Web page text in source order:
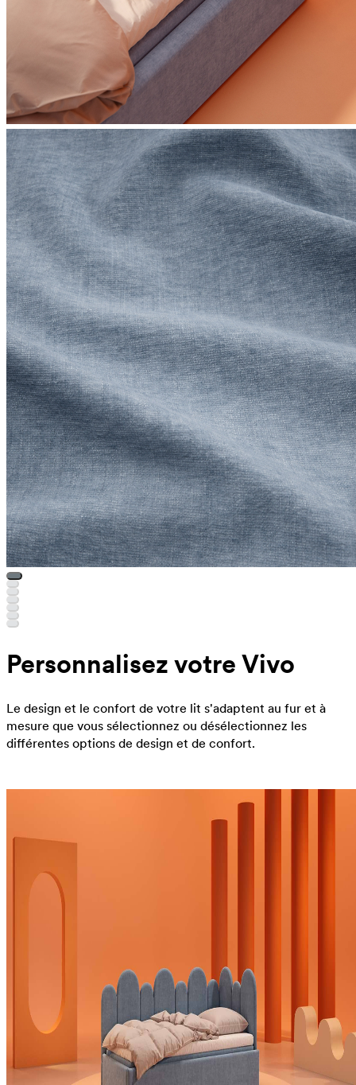
Personnalisez votre Vivo
Le design et le confort de votre lit s'adaptent au fur et à
mesure que vous sélectionnez ou désélectionnez les
différentes options de design et de confort.